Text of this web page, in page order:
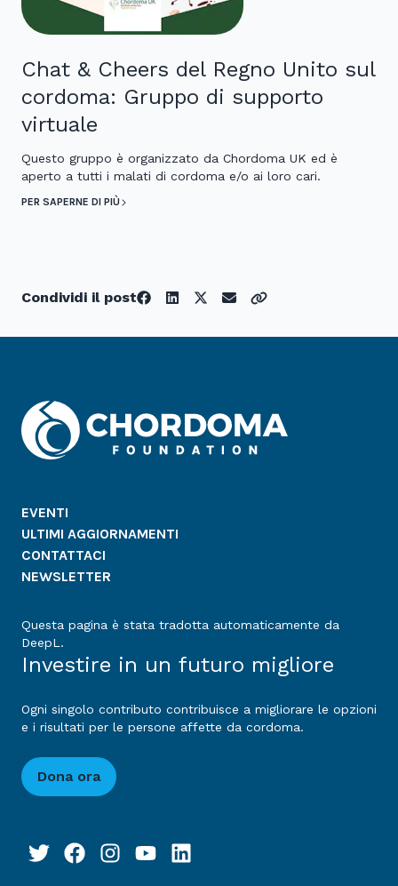
Chat & Cheers del Regno Unito sul
cordoma: Gruppo di supporto
virtuale
Questo gruppo è organizzato da Chordoma UK ed è
aperto a tutti i malati di cordoma e/o ai loro cari.
PER SAPERNE DI PIÙ
Condividi il post
EVENTI
ULTIMI AGGIORNAMENTI
CONTATTACI
NEWSLETTER
Questa pagina è stata tradotta automaticamente da
DeepL.
Investire in un futuro migliore
Ogni singolo contributo contribuisce a migliorare le opzioni
e i risultati per le persone affette da cordoma.
Dona ora